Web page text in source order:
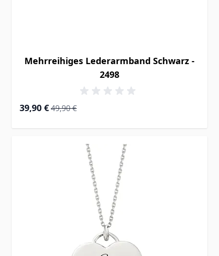
Mehrreihiges Lederarmband Schwarz -
2498
Special Price
39,90 € Regular Price
49,90 €